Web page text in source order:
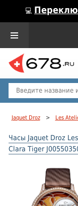
💻
Jaquet Droz > Les
Часы Jaquet Droz
Clara Tiger